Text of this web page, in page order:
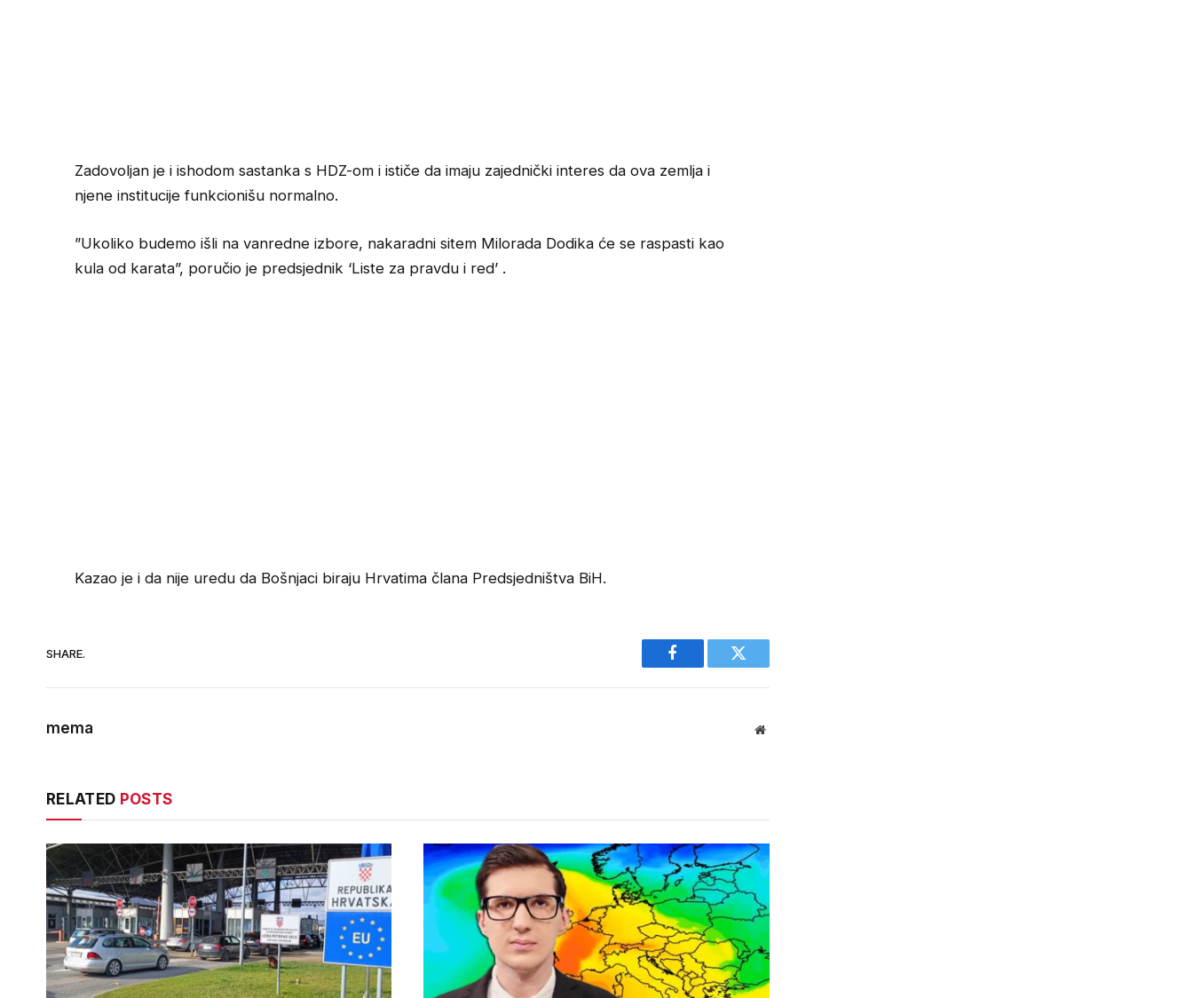
Zadovoljan je i ishodom sastanka s HDZ-om i ističe da imaju zajednički interes da ova zemlja i
njene institucije funkcionišu normalno.
”Ukoliko budemo išli na vanredne izbore, nakaradni sitem Milorada Dodika će se raspasti kao
kula od karata”, poručio je predsjednik ‘Liste za pravdu i red’ .
Kazao je i da nije uredu da Bošnjaci biraju Hrvatima člana Predsjedništva BiH.
SHARE.
Facebook Twitter
mema Website
RELATED POSTS